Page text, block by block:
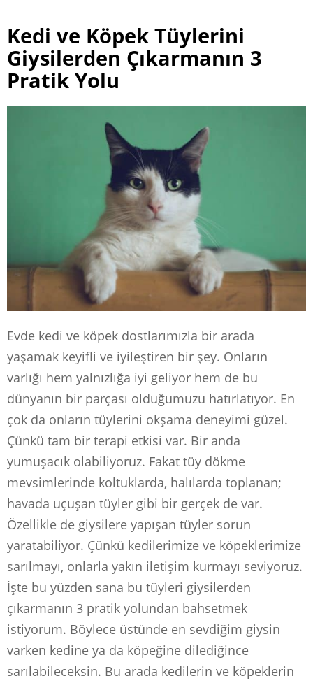
Kedi ve Köpek Tüylerini
Giysilerden Çıkarmanın 3
Pratik Yolu
Evde kedi ve köpek dostlarımızla bir arada
yaşamak keyifli ve iyileştiren bir şey. Onların
varlığı hem yalnızlığa iyi geliyor hem de bu
dünyanın bir parçası olduğumuzu hatırlatıyor. En
çok da onların tüylerini okşama deneyimi güzel.
Çünkü tam bir terapi etkisi var. Bir anda
yumuşacık olabiliyoruz. Fakat tüy dökme
mevsimlerinde koltuklarda, halılarda toplanan;
havada uçuşan tüyler gibi bir gerçek de var.
Özellikle de giysilere yapışan tüyler sorun
yaratabiliyor. Çünkü kedilerimize ve köpeklerimize
sarılmayı, onlarla yakın iletişim kurmayı seviyoruz.
İşte bu yüzden sana bu tüyleri giysilerden
çıkarmanın 3 pratik yolundan bahsetmek
istiyorum. Böylece üstünde en sevdiğim giysin
varken kedine ya da köpeğine dilediğince
sarılabileceksin. Bu arada kedilerin ve köpeklerin